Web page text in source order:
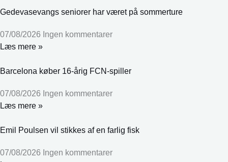
Gedevasevangs seniorer har været på sommerture
07/08/2026 Ingen kommentarer
Læs mere »
Barcelona køber 16-årig FCN-spiller
07/08/2026 Ingen kommentarer
Læs mere »
Emil Poulsen vil stikkes af en farlig fisk
07/08/2026 Ingen kommentarer